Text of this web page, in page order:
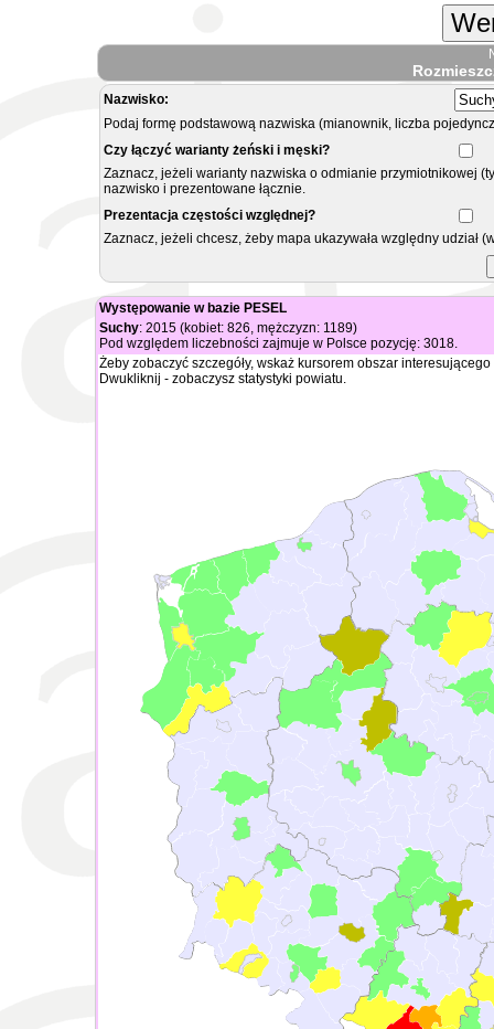
Nazwisko:
Podaj formę podstawową nazwiska (mianownik, liczba
Czy łączyć warianty żeński i męski?
Zaznacz, jeżeli warianty nazwiska o odmianie przymiotnikowej
nazwisko i prezentowane łącznie.
Prezentacja częstości względnej?
Zaznacz, jeżeli chcesz, żeby mapa ukazywała względny
Występowanie w bazie PESEL
Suchy: 2015 (kobiet: 826, mężczyzn: 1189)
Pod względem liczebności zajmuje w Polsce pozycję: 3018.
Żeby zobaczyć szczegóły, wskaż kursorem obszar
Dwukliknij - zobaczysz statystyki powiatu.